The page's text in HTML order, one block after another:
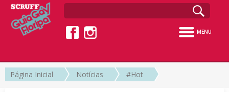
MENU
Página Inicial Notícias #Hot